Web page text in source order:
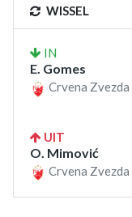
WISSEL
IN
E. Gomes
Crvena
UIT
O. Mimović
Crvena